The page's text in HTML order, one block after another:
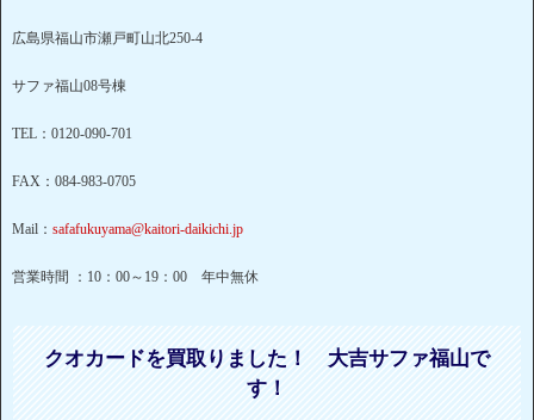
広島県福山市瀬戸町山北250-4
サファ福山08号棟
TEL：0120-090-701
FAX：084-983-0705
Mail： safafukuyama@kaitori-daikichi.jp
営業時間 ：10：00～19：00 年中無休
クオカードを買取りました！ 大吉サファ福山で
す！